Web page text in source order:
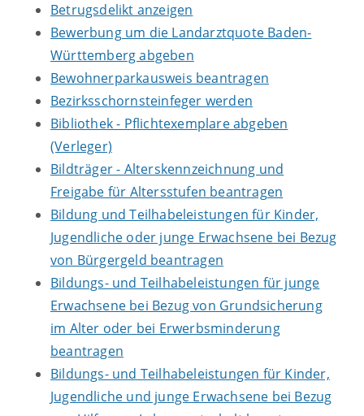
Betrugsdelikt anzeigen
Bewerbung um die Landarztquote Baden-
Württemberg abgeben
Bewohnerparkausweis beantragen
Bezirksschornsteinfeger werden
Bibliothek - Pflichtexemplare abgeben
(Verleger)
Bildträger - Alterskennzeichnung und
Freigabe für Altersstufen beantragen
Bildung und Teilhabeleistungen für Kinder,
Jugendliche oder junge Erwachsene bei Bezug
von Bürgergeld beantragen
Bildungs- und Teilhabeleistungen für junge
Erwachsene bei Bezug von Grundsicherung
im Alter oder bei Erwerbsminderung
beantragen
Bildungs- und Teilhabeleistungen für Kinder,
Jugendliche und junge Erwachsene bei Bezug